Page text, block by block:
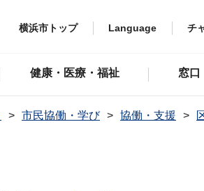
横浜市トップ Language チ
健康・医療・福祉 窓口
市民協働・学び 協働・支援